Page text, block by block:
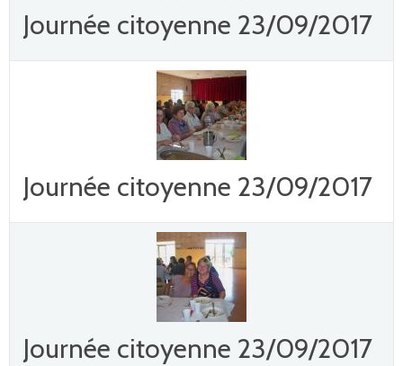
Journée citoyenne 23/09/2017
Journée citoyenne 23/09/2017
Journée citoyenne 23/09/2017